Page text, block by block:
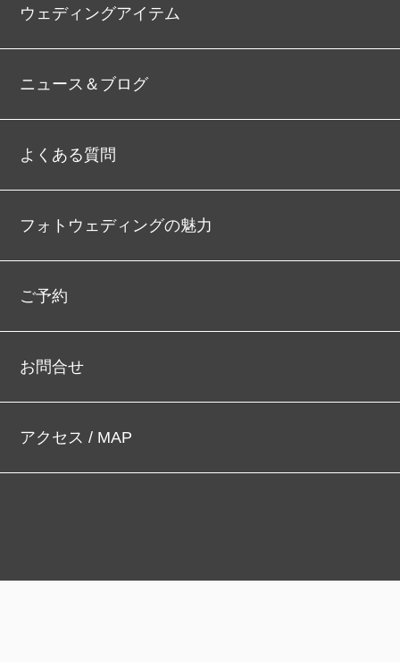
ウェディングアイテム
ニュース＆ブログ
よくある質問
フォトウェディングの魅力
ご予約
お問合せ
アクセス / MAP